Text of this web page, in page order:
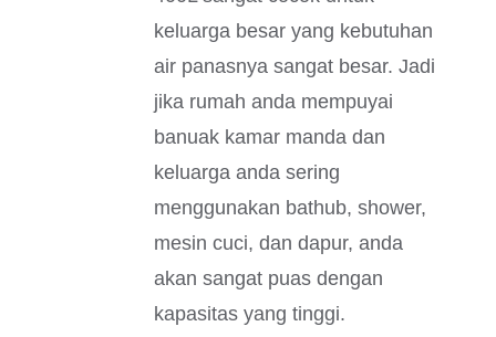
keluarga besar yang kebutuhan
air panasnya sangat besar. Jadi
jika rumah anda mempuyai
banuak kamar manda dan
keluarga anda sering
menggunakan bathub, shower,
mesin cuci, dan dapur, anda
akan sangat puas dengan
kapasitas yang tinggi.